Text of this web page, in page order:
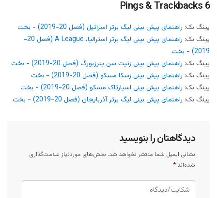
6 Pings & Trackbacks
پینگ بک: راهنمای پیش بینی لیگ برتر اسرائیل (فصل 20-2019) - بخت
پینگ بک:
راهنمای پیش بینی لیگ برتر استرالیا، A League (فصل 20-
2019) - بخت
پینگ بک: راهنمای پیش بینی زنیت سن پترزبورگ (فصل 20-2019) - بخت
پینگ بک: راهنمای پیش بینی زسکا مسکو (فصل 20-2019) - بخت
پینگ بک: راهنمای پیش بینی اسپارتاک مسکو (فصل 20-2019) - بخت
پینگ بک: راهنمای پیش بینی لیگ برتر آذربایجان (فصل 20-2019) - بخت
دیدگاهتان را بنویسید
نشانی ایمیل شما منتشر نخواهد شد. بخش‌های موردنیاز علامت‌گذاری
شده‌اند *